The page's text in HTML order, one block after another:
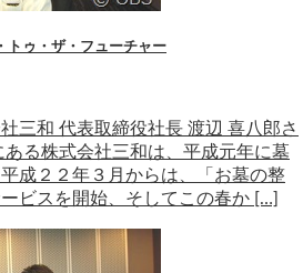
トゥ・ザ・フューチャー
三和 代表取締役社長 渡辺 喜八郎さ
る株式会社三和は、平成元年に墓
成２２年３月からは、「お墓の整
ビスを開始、そしてこの春か […]